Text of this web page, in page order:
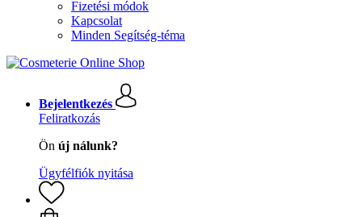
Fizetési módok
Kapcsolat
Minden Segítség-téma
Bejelentkezés
Feliratkozás
Ön új nálunk?
Ügyfélfiók nyitása